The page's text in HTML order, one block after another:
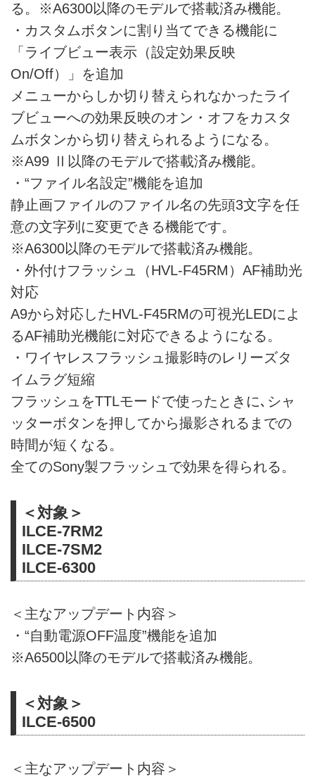
る。※A6300以降のモデルで搭載済み機能。
・カスタムボタンに割り当てできる機能に
「ライブビュー表示（設定効果反映
On/Off）」を追加
メニューからしか切り替えられなかったライ
ブビューへの効果反映のオン・オフをカスタ
ムボタンから切り替えられるようになる。
※A99 Ⅱ以降のモデルで搭載済み機能。
・“ファイル名設定”機能を追加
静止画ファイルのファイル名の先頭3文字を任
意の文字列に変更できる機能です。
※A6300以降のモデルで搭載済み機能。
・外付けフラッシュ（HVL-F45RM）AF補助光
対応
A9から対応したHVL-F45RMの可視光LEDによ
るAF補助光機能に対応できるようになる。
・ワイヤレスフラッシュ撮影時のレリーズタ
イムラグ短縮
フラッシュをTTLモードで使ったときに､シャ
ッターボタンを押してから撮影されるまでの
時間が短くなる。
全てのSony製フラッシュで効果を得られる。
＜対象＞
ILCE-7RM2
ILCE-7SM2
ILCE-6300
＜主なアップデート内容＞
・“自動電源OFF温度”機能を追加
※A6500以降のモデルで搭載済み機能。
＜対象＞
ILCE-6500
＜主なアップデート内容＞